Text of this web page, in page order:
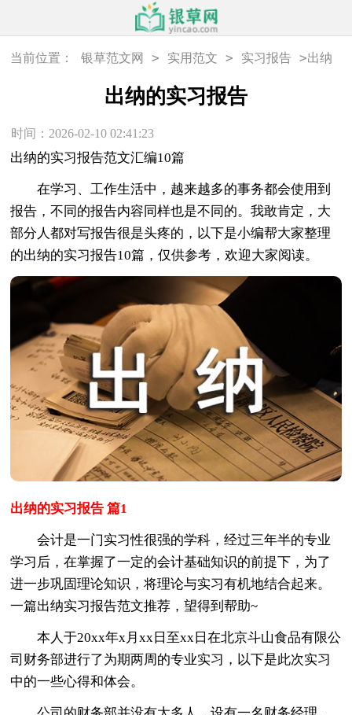
当前位置： 银草范文网 > 实用范文 > 实习报告 >出纳
出纳的实习报告
时间：2026-02-10 02:41:23
出纳的实习报告范文汇编10篇
在学习、工作生活中，越来越多的事务都会使用到
报告，不同的报告内容同样也是不同的。我敢肯定，大
部分人都对写报告很是头疼的，以下是小编帮大家整理
的出纳的实习报告10篇，仅供参考，欢迎大家阅读。
出纳的实习报告 篇1
会计是一门实习性很强的学科，经过三年半的专业
学习后，在掌握了一定的会计基础知识的前提下，为了
进一步巩固理论知识，将理论与实习有机地结合起来。
一篇出纳实习报告范文推荐，望得到帮助~
本人于20xx年x月xx日至xx日在北京斗山食品有限公
司财务部进行了为期两周的专业实习，以下是此次实习
中的一些心得和体会。